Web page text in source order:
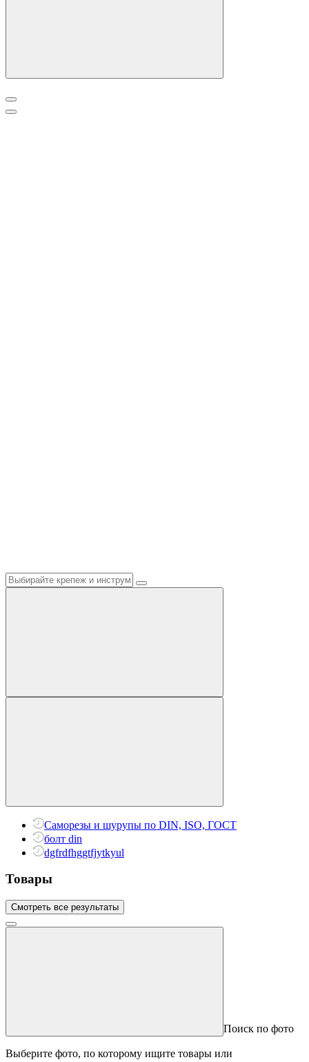
Саморезы и шурупы по DIN, ISO, ГОСТ
болт din
dgfrdfhggtfjytkyul
Товары
Смотреть все результаты
Поиск по фото
Выберите фото, по которому ищите товары или